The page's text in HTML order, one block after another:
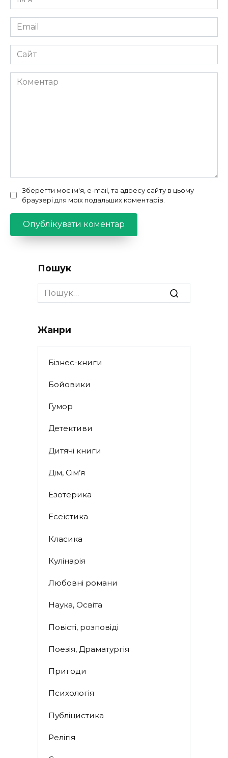
*
Email
*
Сайт
Коментар
Зберегти моє ім'я, e-mail, та адресу сайту в цьому
браузері для моїх подальших коментарів.
Пошук
Search
for:
Жанри
Бізнес-книги
Бойовики
Гумор
Детективи
Дитячі книги
Дім, Сім’я
Езотерика
Есеїстика
Класика
Кулінарія
Любовні романи
Наука, Освіта
Повісті, розповіді
Поезія, Драматургія
Пригоди
Психологія
Публіцистика
Релігія